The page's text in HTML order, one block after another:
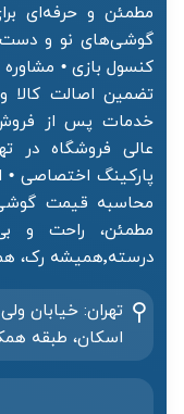
مطمئن و حرفه‌ای
گوشی‌های نو و دست
کنسول بازی •
تضمین اصالت
خدمات پس از
عالی فروشگاه در
پارکینگ اختصاصی •
محاسبه قیمت
مطمئن، راحت و
درسته٬همیشه رک، همیشه رو حساب.
تهران: خیابان
اسکان، طبقه